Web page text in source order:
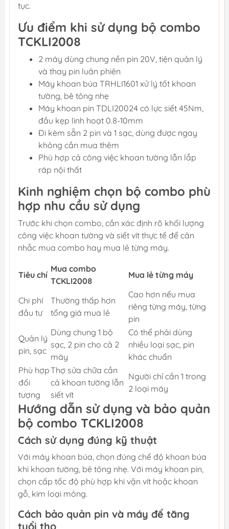
tục.
Ưu điểm khi sử dụng bộ combo
TCKLI2008
2 máy dùng chung nền pin 20V, tiện quản lý
và thay pin luân phiên
Máy khoan búa TRHLI1601 xử lý tốt khoan
tường, bê tông nhẹ
Máy khoan pin TDLI20024 có lực siết 45Nm,
đầu kẹp linh hoạt 0.8-10mm
Đi kèm sẵn 2 pin và 1 sạc, dùng được ngay
không cần mua thêm
Phù hợp cả công việc khoan tường lẫn lắp
ráp nội thất
Kinh nghiệm chọn bộ combo phù
hợp nhu cầu sử dụng
Trước khi chọn combo, cần xác định rõ khối lượng
công việc khoan tường và siết vít thực tế để cân
nhắc mua combo hay mua lẻ từng máy.
Tiêu chí
Mua combo
TCKLI2008
Mua lẻ từng máy
Chi phí
đầu tư
Thường thấp hơn
tổng giá mua lẻ
Cao hơn nếu mua
riêng từng máy, từng
pin
Quản lý
pin, sạc
Dùng chung 1 bộ
sạc, 2 pin cho cả 2
máy
Có thể phải dùng
nhiều loại sạc, pin
khác chuẩn
Phù hợp
đối
tượng
Thợ sửa chữa cần
cả khoan tường lẫn
siết vít
Người chỉ cần 1 trong
2 loại máy
Hướng dẫn sử dụng và bảo quản
bộ combo TCKLI2008
Cách sử dụng đúng kỹ thuật
Với máy khoan búa, chọn đúng chế độ khoan búa
khi khoan tường, bê tông nhẹ. Với máy khoan pin,
chọn cấp tốc độ phù hợp khi vặn vít hoặc khoan
gỗ, kim loại mỏng.
Cách bảo quản pin và máy để tăng
tuổi thọ